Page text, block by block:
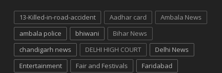
13-Killed-in-road-accident Aadhar card
Ambala News
ambala police
bhiwani
Bihar News
chandigarh news
DELHI HIGH COURT
Delhi News
Entertainment
Fair and Festivals
Faridabad